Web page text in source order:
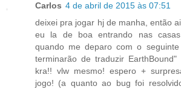
Carlos 4 de abril de 2015 às 07:51
deixei pra jogar hj de manha, então
eu la de boa entrando nas
quando me deparo com o
terminarão de traduzir
kra!! vlw mesmo! espero +
jogo! (a quanto ao bug foi